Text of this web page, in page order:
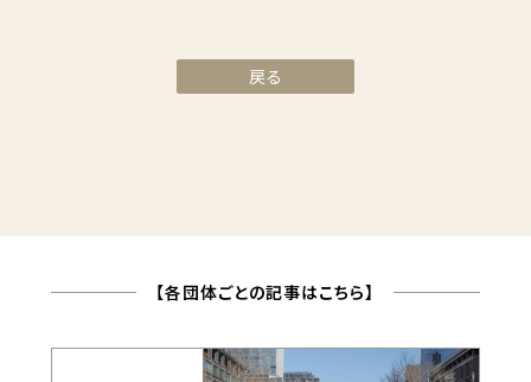
戻る
【各団体ごとの記事はこちら】